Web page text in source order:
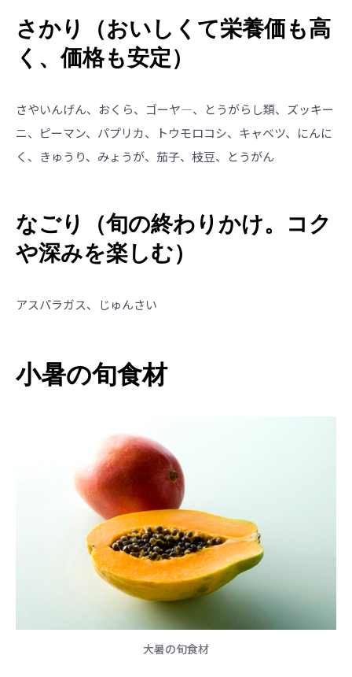
さかり（おいしくて栄養価も高
く、価格も安定）
さやいんげん、おくら、ゴーヤ―、とうがらし類、ズッキー
ニ、ピーマン、パプリカ、トウモロコシ、キャベツ、にんに
く、きゅうり、みょうが、茄子、枝豆、とうがん
なごり（旬の終わりかけ。コク
や深みを楽しむ）
アスパラガス、じゅんさい
小暑の旬食材
大暑の旬食材